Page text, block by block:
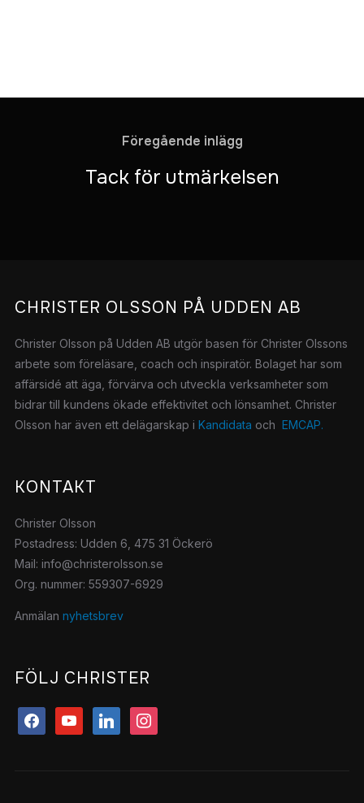
Föregående inlägg
Tack för utmärkelsen
CHRISTER OLSSON PÅ UDDEN AB
Christer Olsson på Udden AB utgör basen för Christer Olssons
arbete som föreläsare, coach och inspiratör. Bolaget har som
affärsidé att äga, förvärva och utveckla verksamheter som
bidrar till kundens ökade effektivitet och lönsamhet. Christer
Olsson har även ett delägarskap i Kandidata och EMCAP.
KONTAKT
Christer Olsson
Postadress: Udden 6, 475 31 Öckerö
Mail: info@christerolsson.se
Org. nummer: 559307-6929
Anmälan nyhetsbrev
FÖLJ CHRISTER
facebookyoutube linkedin instagram